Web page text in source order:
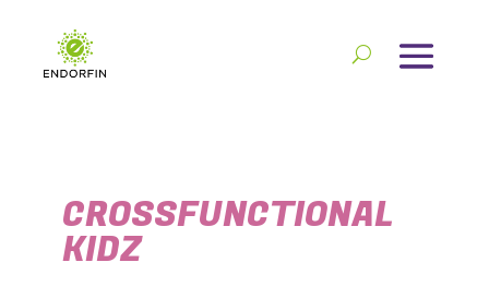
CROSSFUNCTIONAL
KIDZ